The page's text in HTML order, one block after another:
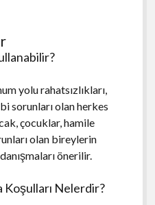
yolu rahatsızlıkları,
sorunları olan herkes
çocuklar, hamile
olan bireylerin
önerilir.
Koşulları Nelerdir?